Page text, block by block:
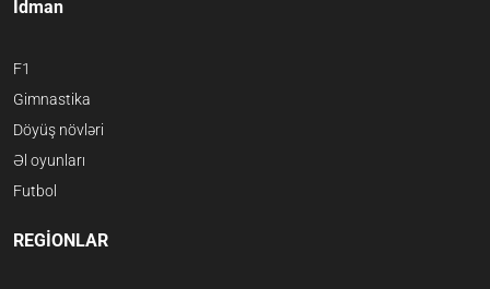
İdman
F1
Gimnastika
Döyüş növləri
Əl oyunları
Futbol
REGİONLAR